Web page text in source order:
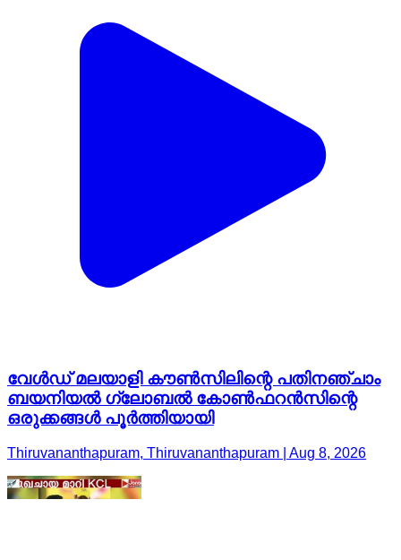
വേൾഡ് മലയാളി കൗൺസിലിന്റെ പതിനഞ്ചാം
ബയനിയൽ ഗ്ലോബൽ കോൺഫറൻസിന്റെ
ഒരുക്കങ്ങൾ പൂർത്തിയായി
Thiruvananthapuram, Thiruvananthapuram | Aug 8, 2026